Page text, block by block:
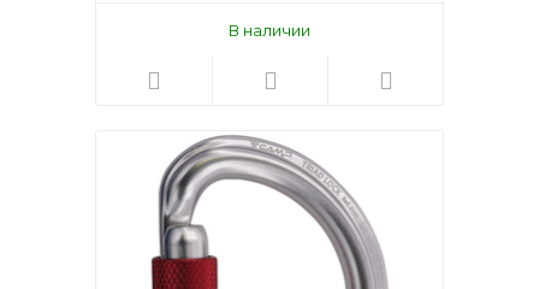
В наличии